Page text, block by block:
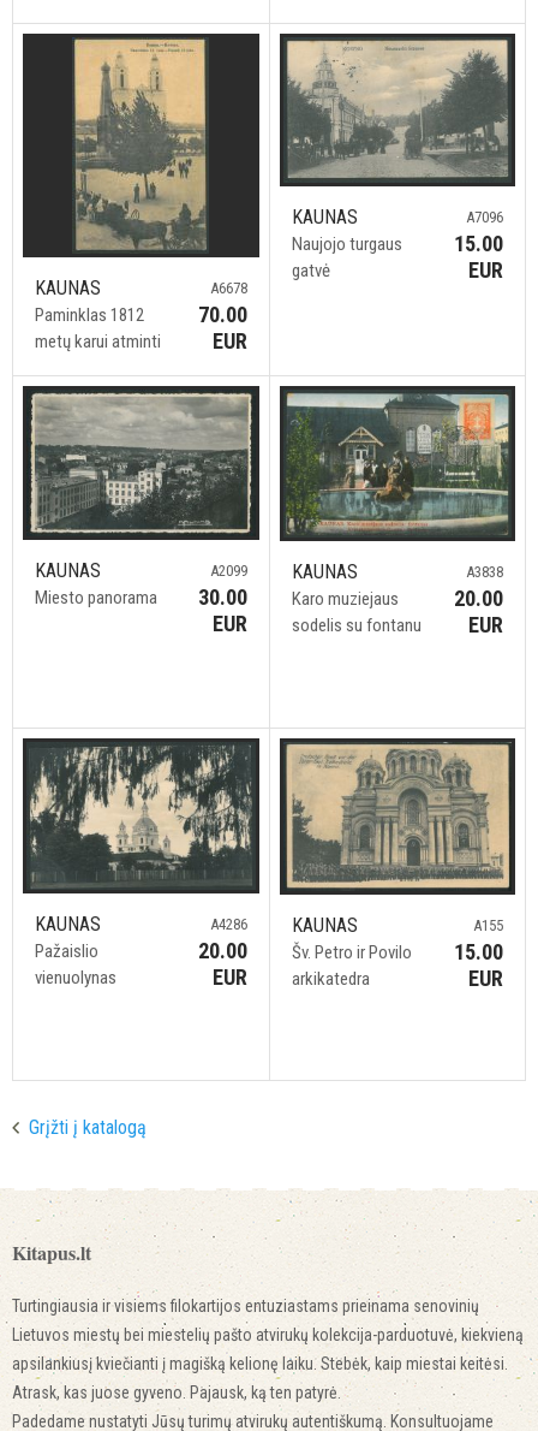
KAUNAS
Paminklas 1812
metų karui atminti
A6678
70.00
EUR
KAUNAS
Naujojo turgaus
gatvė
A7096
15.00
EUR
KAUNAS
Miesto panorama
A2099
30.00
EUR
KAUNAS
Karo muziejaus
sodelis su fontanu
A3838
20.00
EUR
KAUNAS
Pažaislio
vienuolynas
A4286
20.00
EUR
KAUNAS
Šv. Petro ir Povilo
arkikatedra
A155
15.00
EUR
Grįžti į katalogą
Kitapus.lt
Turtingiausia ir visiems filokartijos entuziastams prieinama senovinių
Lietuvos miestų bei miestelių pašto atvirukų kolekcija-parduotuvė, kiekvieną
apsilankiusį kviečianti į magišką kelionę laiku. Stebėk, kaip miestai keitėsi.
Atrask, kas juose gyveno. Pajausk, ką ten patyrė.
Padedame nustatyti Jūsų turimų atvirukų autentiškumą. Konsultuojame